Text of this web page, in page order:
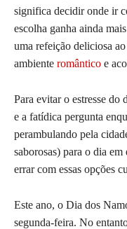
significa decidir onde ir
escolha ganha ainda
uma refeição deliciosa
ambiente romântico e
Para evitar o estresse do
e a fatídica pergunta
perambulando pela
saborosas) para o dia
errar com essas opções
Este ano, o Dia dos
segunda-feira. No